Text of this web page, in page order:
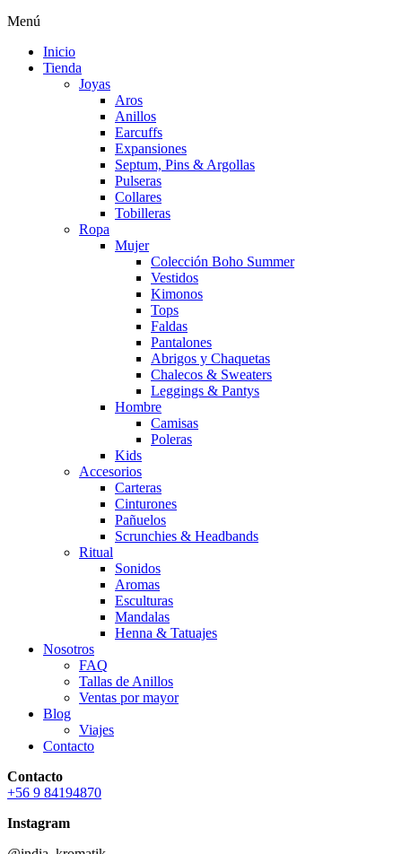
Menú
Inicio
Tienda
Joyas
Aros
Anillos
Earcuffs
Expansiones
Septum, Pins & Argollas
Pulseras
Collares
Tobilleras
Ropa
Mujer
Colección Boho Summer
Vestidos
Kimonos
Tops
Faldas
Pantalones
Abrigos y Chaquetas
Chalecos & Sweaters
Leggings & Pantys
Hombre
Camisas
Poleras
Kids
Accesorios
Carteras
Cinturones
Pañuelos
Scrunchies & Headbands
Ritual
Sonidos
Aromas
Esculturas
Mandalas
Henna & Tatuajes
Nosotros
FAQ
Tallas de Anillos
Ventas por mayor
Blog
Viajes
Contacto
Contacto
+56 9 84194870
Instagram